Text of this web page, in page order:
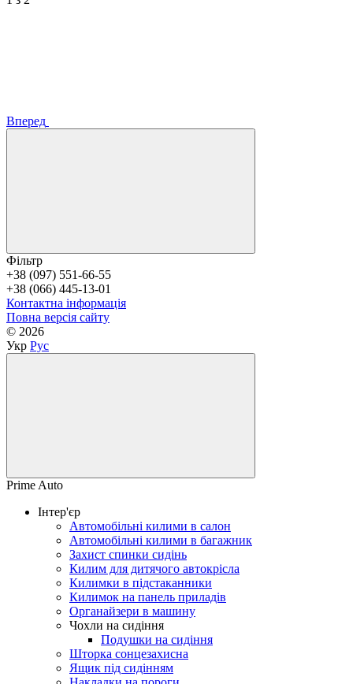
Вперед
Фільтр
+38 (097) 551-66-55
+38 (066) 445-13-01
Контактна інформація
Повна версія сайту
© 2026
Укр Рус
Prime Auto
Інтер'єр
Автомобільні килими в салон
Автомобільні килими в багажник
Захист спинки сидінь
Килим для дитячого автокрісла
Килимки в підстаканники
Килимок на панель приладів
Органайзери в машину
Чохли на сидіння
Подушки на сидіння
Шторка сонцезахисна
Ящик під сидінням